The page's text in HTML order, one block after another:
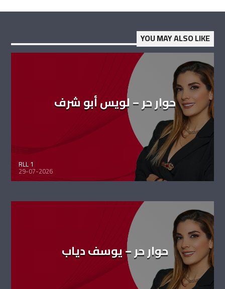
YOU MAY ALSO LIKE
حوار حر – لويس أبو شرف
RLL 1
29-07-2026
حوار حر – يوسف دياب